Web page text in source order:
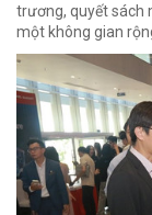
trương, quyết sách
một không gian